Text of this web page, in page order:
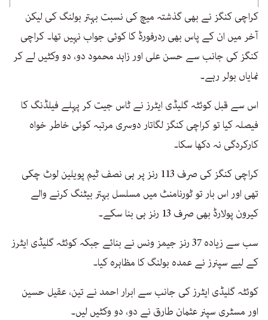
کراچی کنگز نے بھی گذشتہ میچ کی نسبت بہتر بولنگ کی لیکن
آخر میں ان کے پاس بھی ردرفورڈ کا کوئی جواب نہیں تھا۔ کراچی
کنگز کی جانب سے حسن علی اور زاہد محمود دو، دو وکٹیں لے کر
نمایاں بولر رہے۔
اس سے قبل کوئٹہ گلیڈی ایٹرز نے ٹاس جیت کر پہلے فیلڈنگ کا
فیصلہ کیا تو کراچی کنگز لگاتار دوسری مرتبہ کوئی خاطر خواہ
کارکردگی نہ دکھا سکا۔
کراچی کنگز کی صرف 113 رنز پر ہی نصف ٹیم پویلین لوٹ چکی
تھی اور اس بار تو ٹورنامنٹ میں مسلسل بہتر بیٹنگ کرنے والے
کیرون پولارڈ بھی صرف 13 رنز ہی بنا سکے۔
سب سے زیادہ 37 رنز جیمز ونس نے بنائے جبکہ کوئٹہ گلیڈی ایٹرز
کے لیے سپنرز نے عمدہ بولنگ کا مظاہرہ کیا۔
کوئٹہ گلیڈی ایٹرز کی جانب سے ابرار احمد نے تین، عقیل حسین
اور مسٹری سپنر عثمان طارق نے دو، دو وکٹیں لیں۔